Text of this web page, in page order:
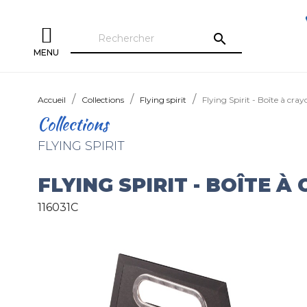
MENU
search
Accueil Collections Flying spirit Flying Spirit - Boîte à
Collections
FLYING SPIRIT
FLYING SPIRIT - BOÎTE À
116031C